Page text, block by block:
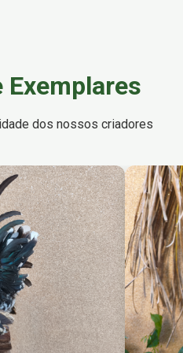
Exemplares
dos nossos criadores